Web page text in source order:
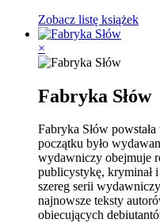
Zobacz listę książek
×
Fabryka Słów
Fabryka Słów
początku było
wydawniczy obejmuje
publicystykę, kryminał
szereg serii
najnowsze teksty
obiecujących